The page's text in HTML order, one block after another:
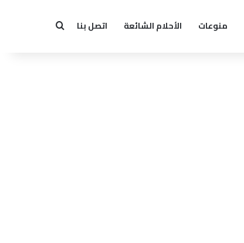
منوعات الأحلام الشائعة اتصل بنا بحث عن